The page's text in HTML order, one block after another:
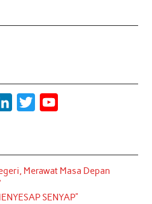
k
e
d
t
t
e
T
u
b
Merawat Masa Depan
SENYAP”